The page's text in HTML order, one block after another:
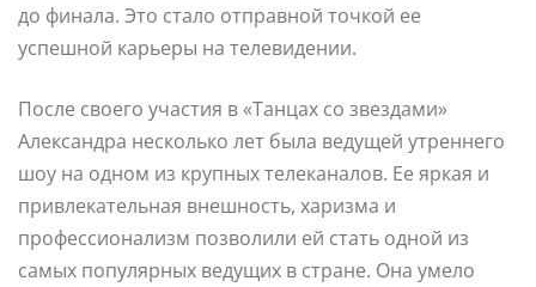
до финала. Это стало отправной точкой ее
успешной карьеры на телевидении.
После своего участия в «Танцах со звездами»
Александра несколько лет была ведущей утреннего
шоу на одном из крупных телеканалов. Ее яркая и
привлекательная внешность, харизма и
профессионализм позволили ей стать одной из
самых популярных ведущих в стране. Она умело